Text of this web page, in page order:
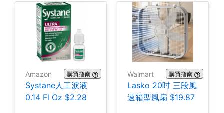
Amazon 購買指南
Systane人工淚液
0.14 Fl Oz $2.28
Walmart 購買指南
Lasko 20吋 三段風
速箱型風扇 $19.87